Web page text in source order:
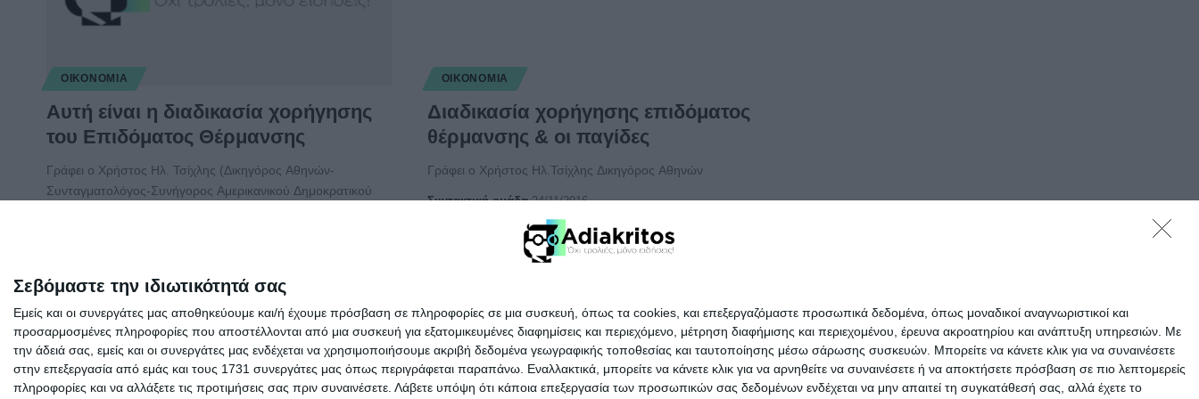
Σεβόμαστε την ιδιωτικότητά σας
Εμείς και οι συνεργάτες μας αποθηκεύουμε και/ή έχουμε πρόσβαση σε πληροφορίες σε μια συσκευή, όπως τα cookies, και επεξεργαζόμαστε προσωπικά δεδομένα, όπως μοναδικοί αναγνωριστικοί και
προσαρμοσμένες πληροφορίες που αποστέλλονται από μια συσκευή για εξατομικευμένες διαφημίσεις και περιεχόμενο, μέτρηση διαφήμισης και περιεχομένου, έρευνα ακροατηρίου και ανάπτυξη υπηρεσιών. Με
την άδειά σας, εμείς και οι συνεργάτες μας ενδέχεται να χρησιμοποιήσουμε ακριβή δεδομένα γεωγραφικής τοποθεσίας και ταυτοποίησης μέσω σάρωσης συσκευών. Μπορείτε να κάνετε κλικ για να συναινέσετε
στην επεξεργασία από εμάς και τους 1731 συνεργάτες μας όπως περιγράφεται παραπάνω. Εναλλακτικά, μπορείτε να κάνετε κλικ για να αρνηθείτε να συναινέσετε ή να αποκτήσετε πρόσβαση σε πιο λεπτομερείς
πληροφορίες και να αλλάξετε τις προτιμήσεις σας πριν συναινέσετε. Λάβετε υπόψη ότι κάποια επεξεργασία των προσωπικών σας δεδομένων ενδέχεται να μην απαιτεί τη συγκατάθεσή σας, αλλά έχετε το
ΟΙΚΟΝΟΜΊΑ
Αυτή είναι η διαδικασία χορήγησης
του Επιδόματος Θέρμανσης
Γράφει ο Χρήστος Ηλ. Τσίχλης (Δικηγόρος Αθηνών-
Συνταγματολόγος-Συνήγορος Αμερικανικού Δημοκρατικού
ΟΙΚΟΝΟΜΊΑ
Διαδικασία χορήγησης επιδόματος
θέρμανσης & οι παγίδες
Γράφει ο Χρήστος Ηλ.Τσίχλης Δικηγόρος Αθηνών
Συντακτική ομάδα 24/11/2016